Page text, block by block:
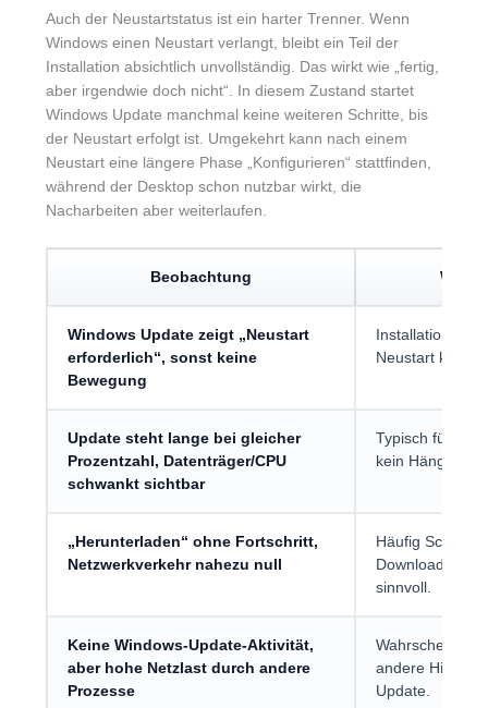
Auch der Neustartstatus ist ein harter Trenner. Wenn
Windows einen Neustart verlangt, bleibt ein Teil der
Installation absichtlich unvollständig. Das wirkt wie „fertig,
aber irgendwie doch nicht“. In diesem Zustand startet
Windows Update manchmal keine weiteren Schritte, bis
der Neustart erfolgt ist. Umgekehrt kann nach einem
Neustart eine längere Phase „Konfigurieren“ stattfinden,
während der Desktop schon nutzbar wirkt, die
Nacharbeiten aber weiterlaufen.
Beobachtung
Windows Update zeigt „Neustart
erforderlich“, sonst keine
Bewegung
Installation
Neustart kein
Update steht lange bei gleicher
Prozentzahl, Datenträger/CPU
schwankt sichtbar
Typisch für
kein Hänger.
„Herunterladen“ ohne Fortschritt,
Netzwerkverkehr nahezu null
Häufig Scan-/
Download;
sinnvoll.
Keine Windows-Update-Aktivität,
aber hohe Netzlast durch andere
Prozesse
Wahrscheinlich
andere
Update.